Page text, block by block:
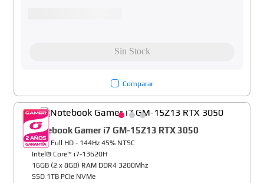
Comparar
Notebook Gamer i7 GM-15Z13 RTX 3050
15,6" Full HD - 144Hz 45% NTSC
Intel® Core™ i7-13620H
16GB (2 x 8GB) RAM DDR4 3200Mhz
SSD 1TB PCIe NVMe